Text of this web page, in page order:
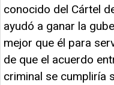
conocido del Cártel
ayudó a ganar la
mejor que él para
de que el acuerdo
criminal se cumpliría